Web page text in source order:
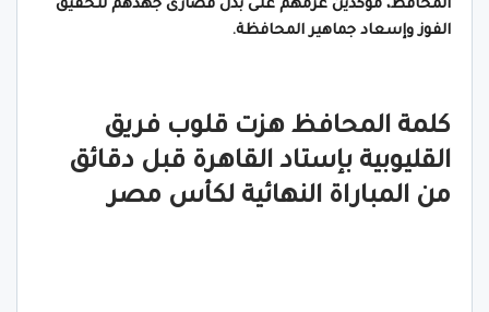
المحافظ، مؤكدين عزمهم على بذل قصارى جهدهم لتحقيق
الفوز وإسعاد جماهير المحافظة.
كلمة المحافظ هزت قلوب فريق
القليوبية بإستاد القاهرة قبل دقائق
من المباراة النهائية لكأس مصر